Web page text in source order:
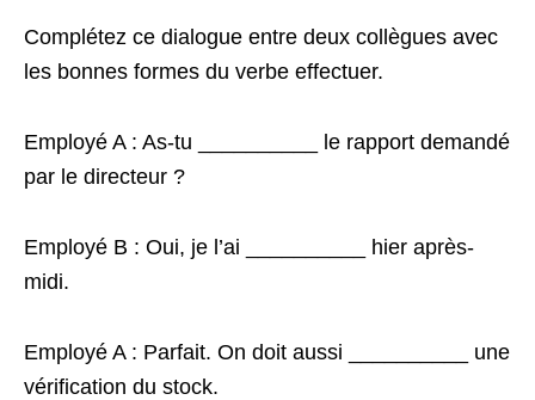
Complétez ce dialogue entre deux collègues avec
les bonnes formes du verbe effectuer.
Employé A : As-tu __________ le rapport demandé
par le directeur ?
Employé B : Oui, je l’ai __________ hier après-
midi.
Employé A : Parfait. On doit aussi __________ une
vérification du stock.